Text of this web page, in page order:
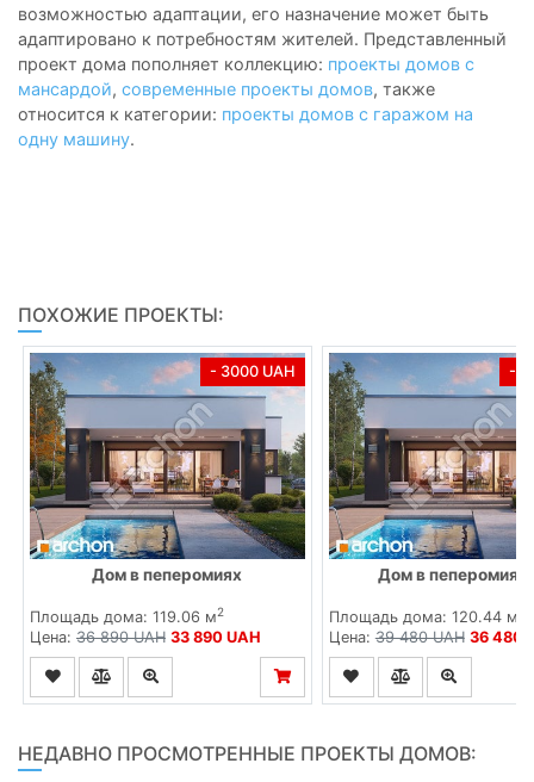
возможностью адаптации, его назначение может быть
адаптировано к потребностям жителей. Представленный
проект дома пополняет коллекцию: проекты домов с
мансардой, современные проекты домов, также
относится к категории: проекты домов с гаражом на
одну машину.
ПОХОЖИЕ ПРОЕКТЫ:
- 3000 UAH
Дом в пеперомиях
Площадь дома: 119.06 м2
Цена: 36 890 UAH 33 890 UAH
-
Дом в пеперомиях
Площадь дома: 120.44 м
Цена:39 480 UAH 36 480
НЕДАВНО ПРОСМОТРЕННЫЕ ПРОЕКТЫ ДОМОВ: